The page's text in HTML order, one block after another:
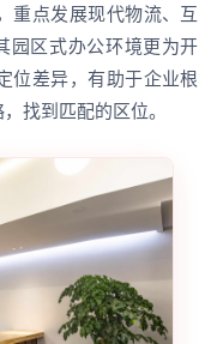
重点发展现代物流、互
园区式办公环境更为开
位差异，有助于企业根
找到匹配的区位。